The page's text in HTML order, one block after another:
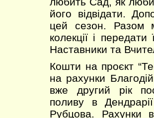
його відвідати.
цей сезон. Разом
колекції і
Наставники та
Кошти на проєкт
на рахунки
вже другий рік
поливу в
Рубцова. Рахунки